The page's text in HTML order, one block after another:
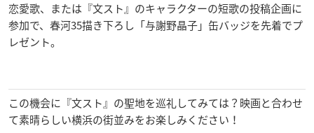
恋愛歌、または『文スト』のキャラクターの短歌の投稿企画に
参加で、春河35描き下ろし「与謝野晶子」缶バッジを先着でプ
レゼント。
この機会に『文スト』の聖地を巡礼してみては？映画と合わせ
て素晴らしい横浜の街並みをお楽しみください！